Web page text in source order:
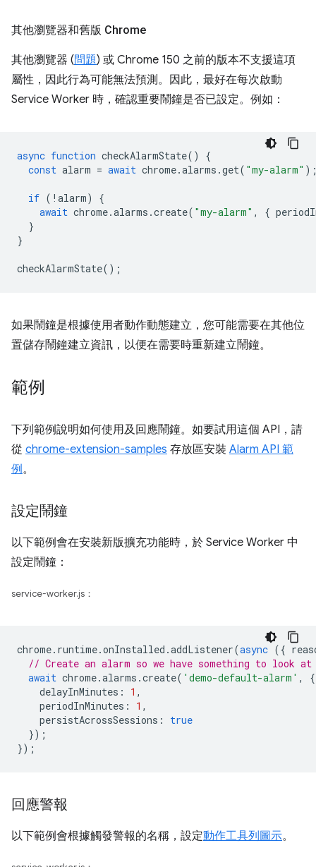
其他瀏覽器和舊版 Chrome
其他瀏覽器 (問題) 或 Chrome 150 之前的版本不支援這項
屬性，因此行為可能無法預測。因此，最好在每次啟動
Service Worker 時，確認重要鬧鐘是否已設定。例如：
async function checkAlarmState()
{
const alarm = await chrome.alarms .get( "my-alarm"
if ( ! alarm)
{
await chrome.alarms .create( "my-alarm" , {
}
}
checkAlarmState();
如果鬧鐘是根據使用者動作動態建立，您可能需要在其他位
置儲存鬧鐘建立資訊，以便在需要時重新建立鬧鐘。
範例
下列範例說明如何使用及回應鬧鐘。如要試用這個 API，請
從 chrome-extension-samples 存放區安裝 Alarm API 範
例。
設定鬧鐘
以下範例會在安裝新版擴充功能時，於 Service Worker 中
設定鬧鐘：
service-worker.js：
chrome. runtime.onInstalled .addListener(async ({
// Create an alarm so we have something to look at
await chrome.alarms .create( 'demo-default-alarm' ,
{
delayInMinutes : 1 ,
periodInMinutes : 1 ,
persistAcrossSessions :
true
});
});
回應警報
以下範例會根據觸發警報的名稱，設定動作工具列圖示。